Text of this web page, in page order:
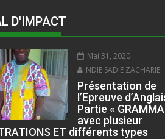
D'IMPACT
Mai 31, 2020
NDIE SADIE ZACHARIE
Présentation de
l’Epreuve
Partie «
avec plusieur
ET différents types